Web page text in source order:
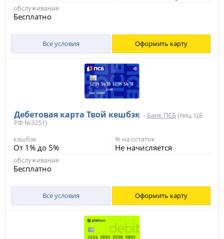
обслуживание
Бесплатно
Все условия Оформить карту
Дебетовая карта Твой кешбэк - Банк ПСБ(лиц. ЦБ
РФ №3251)
кэшбэк
От 1% до 5%
% на остаток
Не начисляется
обслуживание
Бесплатно
Все условия Оформить карту